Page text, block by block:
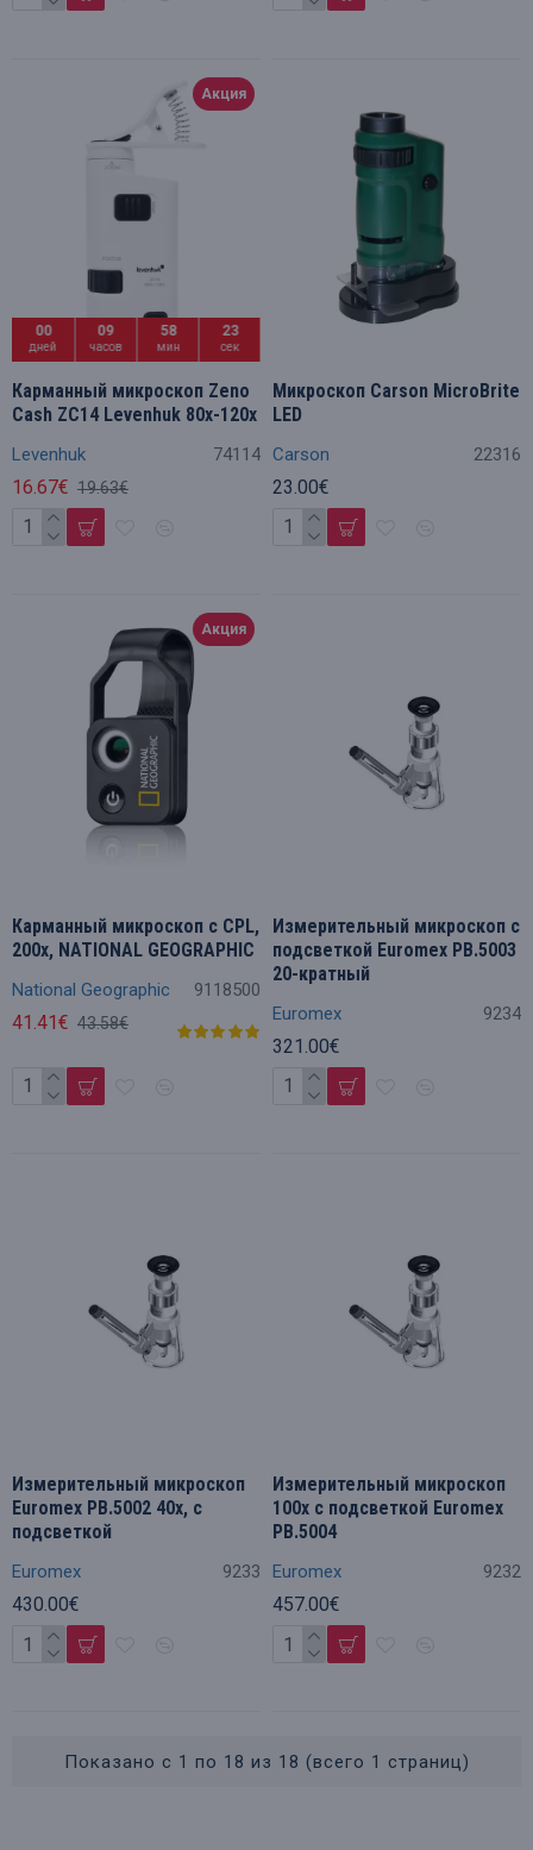
Акция
00
дней
09
часов
58
мин
23
сек
Levenhuk 74114
Карманный микроскоп Zeno
Cash ZC14 Levenhuk 80x-120x
16.67€ 19.63€
Carson 22316
Микроскоп Carson MicroBrite
LED
23.00€
Акция
National Geographic 9118500
Карманный микроскоп с CPL,
200x, NATIONAL GEOGRAPHIC
41.41€ 43.58€ Euromex 9234
Измерительный микроскоп с
подсветкой Euromex PB.5003
20-кратный
321.00€
Euromex 9233
Измерительный микроскоп
Euromex PB.5002 40x, с
подсветкой
430.00€
Euromex 9232
Измерительный микроскоп
100x с подсветкой Euromex
PB.5004
457.00€
Показано с 1 по 18 из 18 (всего 1 страниц)